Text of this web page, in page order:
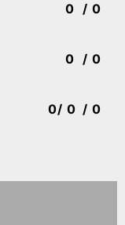
0 / 0
0 / 0
0/ 0 / 0